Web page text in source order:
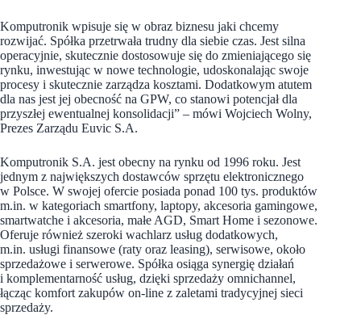
Komputronik wpisuje się w obraz biznesu jaki chcemy
rozwijać. Spółka przetrwała trudny dla siebie czas. Jest silna
operacyjnie, skutecznie dostosowuje się do zmieniającego się
rynku, inwestując w nowe technologie, udoskonalając swoje
procesy i skutecznie zarządza kosztami. Dodatkowym atutem
dla nas jest jej obecność na GPW, co stanowi potencjał dla
przyszłej ewentualnej konsolidacji” – mówi Wojciech Wolny,
Prezes Zarządu Euvic S.A.
Komputronik S.A. jest obecny na rynku od 1996 roku. Jest
jednym z największych dostawców sprzętu elektronicznego
w Polsce. W swojej ofercie posiada ponad 100 tys. produktów
m.in. w kategoriach smartfony, laptopy, akcesoria gamingowe,
smartwatche i akcesoria, małe AGD, Smart Home i sezonowe.
Oferuje również szeroki wachlarz usług dodatkowych,
m.in. usługi finansowe (raty oraz leasing), serwisowe, około
sprzedażowe i serwerowe. Spółka osiąga synergię działań
i komplementarność usług, dzięki sprzedaży omnichannel,
łącząc komfort zakupów on-line z zaletami tradycyjnej sieci
sprzedaży.